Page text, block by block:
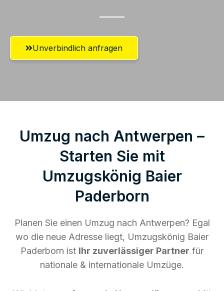
Unverbindlich anfragen
Umzug nach Antwerpen –
Starten Sie mit
Umzugskönig Baier
Paderborn
Planen Sie einen Umzug nach Antwerpen? Egal
wo die neue Adresse liegt, Umzugskönig Baier
Paderborn ist Ihr zuverlässiger Partner für
nationale & internationale Umzüge.